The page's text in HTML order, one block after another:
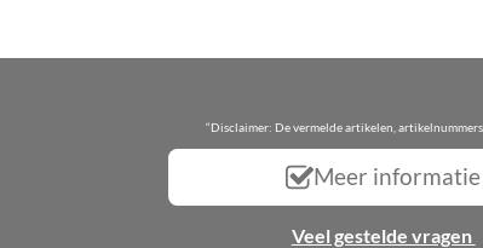
“Disclaimer: De vermelde artikelen,
Meer informatie
Veel gestelde vragen